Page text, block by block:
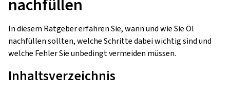
nachfüllen
In diesem Ratgeber erfahren Sie, wann und wie Sie Öl
nachfüllen sollten, welche Schritte dabei wichtig sind und
welche Fehler Sie unbedingt vermeiden müssen.
Inhaltsverzeichnis